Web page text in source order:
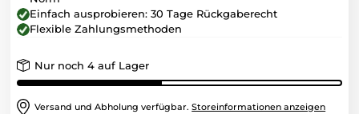
FAQ
auf die
häufigsten
Einfach ausprobieren: 30 Tage Rückgaberecht
Flexible Zahlungsmethoden
Nur noch 4 auf Lager
Versand und Abholung verfügbar.Storeinformationen anzeigen